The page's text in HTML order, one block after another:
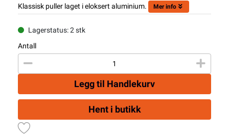
Klassisk puller laget i eloksert aluminium.
Mer info
Lagerstatus: 2 stk
Antall
Legg til Handlekurv
Hent i butikk